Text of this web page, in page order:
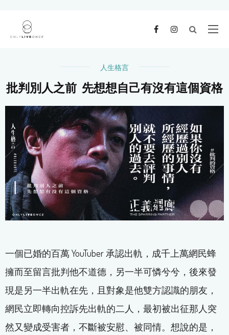
人生格言
批判別人之前 先想想自己有沒有這個資格
一個已婚的百萬 YouTuber 承認出軌，成千上萬網民蜂
擁而至留言批判他不道德，另一半可憐兮兮，後來發
現是另一半出軌在先，且對象是他雙方認識的朋友，
網民立即轉向控訴先出軌的二人，最初被出征那人突
然又變成受害者，不斷被安慰、被同情。想說的是，